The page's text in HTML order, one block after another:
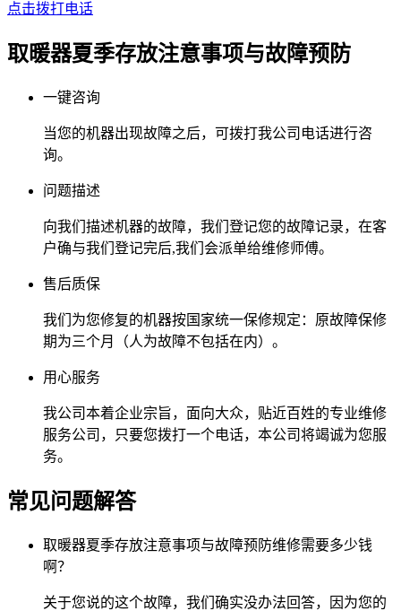
点击拨打电话
取暖器夏季存放注意事项与故障预防​
一键咨询
当您的机器出现故障之后，可拨打我公司电话进行咨
询。
问题描述
向我们描述机器的故障，我们登记您的故障记录，在客
户确与我们登记完后,我们会派单给维修师傅。
售后质保
我们为您修复的机器按国家统一保修规定：原故障保修
期为三个月（人为故障不包括在内）。
用心服务
我公司本着企业宗旨，面向大众，贴近百姓的专业维修
服务公司，只要您拨打一个电话，本公司将竭诚为您服
务。
常见问题解答
取暖器夏季存放注意事项与故障预防​维修需要多少钱
啊？
关于您说的这个故障，我们确实没办法回答，因为您的